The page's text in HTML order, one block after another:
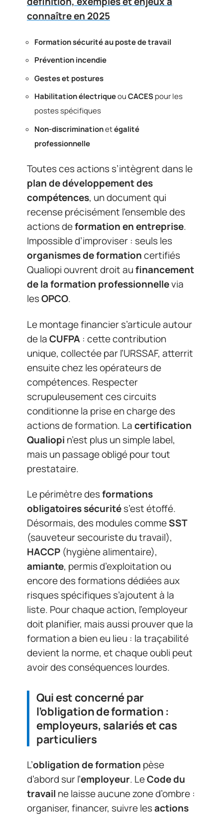
connaître en 2025
Formation sécurité au poste de travail
Prévention incendie
Gestes et postures
Habilitation électriqueouCACESpour les
postes spécifiques
Non-discriminationetégalité
professionnelle
Toutes ces actions s’intègrent dans le
plan de développement des
compétences, un document qui
recense précisément l’ensemble des
actions deformation en entreprise.
Impossible d’improviser : seuls les
organismes de formationcertifiés
Qualiopi ouvrent droit aufinancement
de la formation professionnellevia
lesOPCO.
Le montage financier s’articule autour
de laCUFPA : cette contribution
unique, collectée par l’URSSAF, atterrit
ensuite chez les opérateurs de
compétences. Respecter
scrupuleusement ces circuits
conditionne la prise en charge des
actions de formation. Lacertification
Qualiopi n’est plus un simple label,
mais un passage obligé pour tout
prestataire.
Le périmètre desformations
obligatoires sécurités’est étoffé.
Désormais, des modules commeSST
(sauveteur secouriste du travail),
HACCP (hygiène alimentaire),
amiante, permis d’exploitation ou
encore des formations dédiées aux
risques spécifiques s’ajoutent à la
liste. Pour chaque action, l’employeur
doit planifier, mais aussi prouver que la
formation a bien eu lieu : la traçabilité
devient la norme, et chaque oubli peut
avoir des conséquences lourdes.
Qui est concerné par
l’obligation de formation :
employeurs, salariés et cas
particuliers
L’obligation de formation pèse
d’abord sur l’employeur. LeCode du
travail ne laisse aucune zone d’ombre :
organiser, financer, suivre lesactions